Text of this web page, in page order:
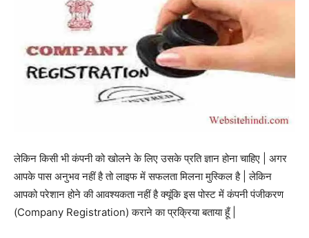
लेकिन किसी भी कंपनी को खोलने के लिए उसके प्रति ज्ञान होना चाहिए | अगर
आपके पास अनुभव नहीं है तो लाइफ में सफलता मिलना मुस्किल है | लेकिन
आपको परेशान होने की आवश्यकता नहीं है क्यूंकि इस पोस्ट में कंपनी पंजीकरण
(Company Registration) कराने का प्रक्रिया बताया हूँ |